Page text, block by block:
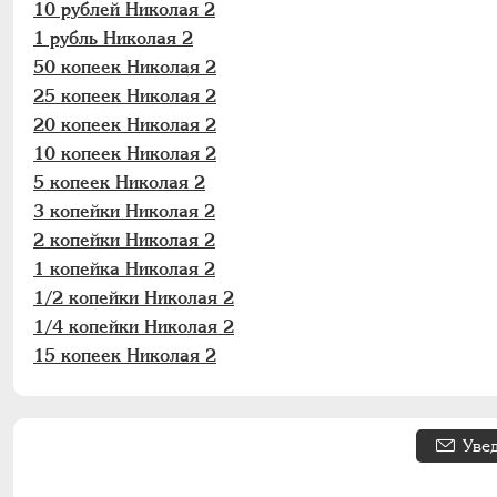
10 рублей Николая 2
1 рубль Николая 2
50 копеек Николая 2
25 копеек Николая 2
20 копеек Николая 2
10 копеек Николая 2
5 копеек Николая 2
3 копейки Николая 2
2 копейки Николая 2
1 копейка Николая 2
1/2 копейки Николая 2
1/4 копейки Николая 2
15 копеек Николая 2